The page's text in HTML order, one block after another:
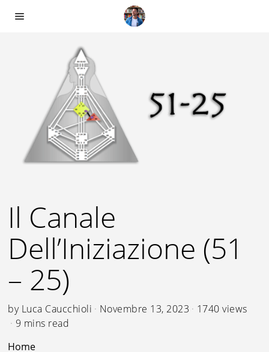
Il Canale
Dell’Iniziazione (51
– 25)
by Luca Caucchioli Novembre 13, 2023
1740 views
9 mins read
Home